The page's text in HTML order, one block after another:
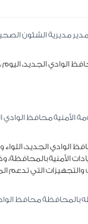
المزيد
مديرية الشئون
الوادي الجديد،
محافظ الوادي
الجديد، اللواء
الأمنية
التي تدعم
بالمحافظة محافظ